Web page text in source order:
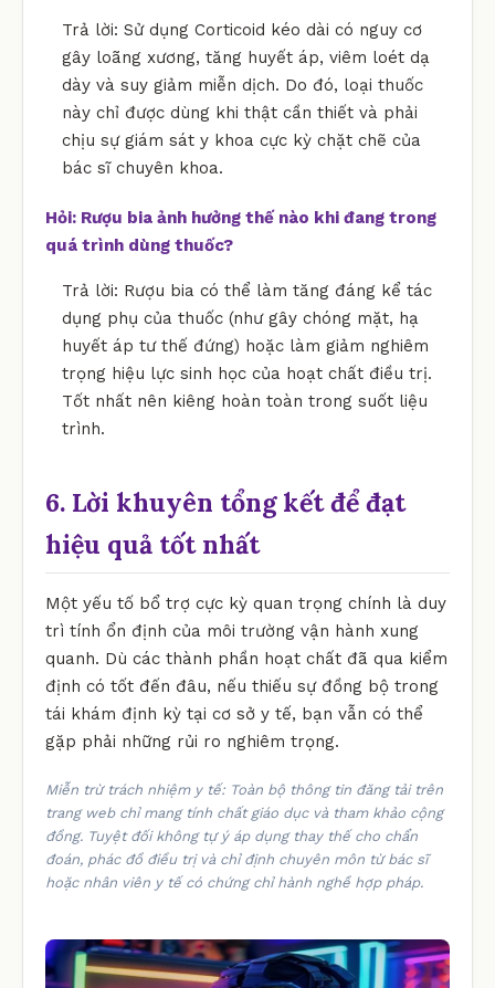
Trả lời: Sử dụng Corticoid kéo dài có nguy cơ
gây loãng xương, tăng huyết áp, viêm loét dạ
dày và suy giảm miễn dịch. Do đó, loại thuốc
này chỉ được dùng khi thật cần thiết và phải
chịu sự giám sát y khoa cực kỳ chặt chẽ của
bác sĩ chuyên khoa.
Hỏi: Rượu bia ảnh hưởng thế nào khi đang trong
quá trình dùng thuốc?
Trả lời: Rượu bia có thể làm tăng đáng kể tác
dụng phụ của thuốc (như gây chóng mặt, hạ
huyết áp tư thế đứng) hoặc làm giảm nghiêm
trọng hiệu lực sinh học của hoạt chất điều trị.
Tốt nhất nên kiêng hoàn toàn trong suốt liệu
trình.
6. Lời khuyên tổng kết để đạt
hiệu quả tốt nhất
Một yếu tố bổ trợ cực kỳ quan trọng chính là duy
trì tính ổn định của môi trường vận hành xung
quanh. Dù các thành phần hoạt chất đã qua kiểm
định có tốt đến đâu, nếu thiếu sự đồng bộ trong
tái khám định kỳ tại cơ sở y tế, bạn vẫn có thể
gặp phải những rủi ro nghiêm trọng.
Miễn trừ trách nhiệm y tế: Toàn bộ thông tin đăng tải trên
trang web chỉ mang tính chất giáo dục và tham khảo cộng
đồng. Tuyệt đối không tự ý áp dụng thay thế cho chẩn
đoán, phác đồ điều trị và chỉ định chuyên môn từ bác sĩ
hoặc nhân viên y tế có chứng chỉ hành nghề hợp pháp.